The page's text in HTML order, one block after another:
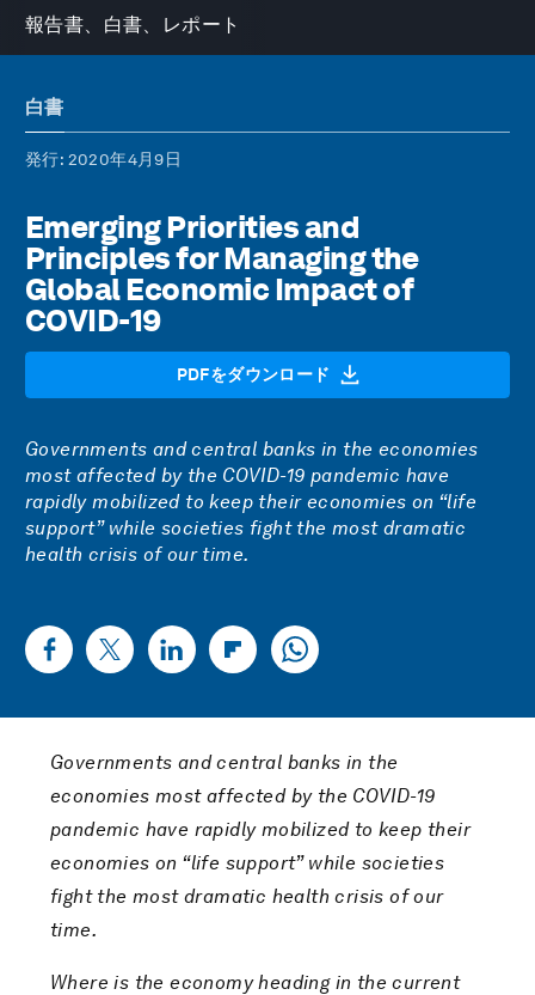
報告書、白書、レポート
白書
発行: 2020年4月9日
Emerging Priorities and
Principles for Managing the
Global Economic Impact of
COVID-19
PDFをダウンロード
Governments and central banks in the economies
most affected by the COVID-19 pandemic have
rapidly mobilized to keep their economies on “life
support” while societies fight the most dramatic
health crisis of our time.
Governments and central banks in the
economies most affected by the COVID-19
pandemic have rapidly mobilized to keep their
economies on “life support” while societies
fight the most dramatic health crisis of our
time.
Where is the economy heading in the current